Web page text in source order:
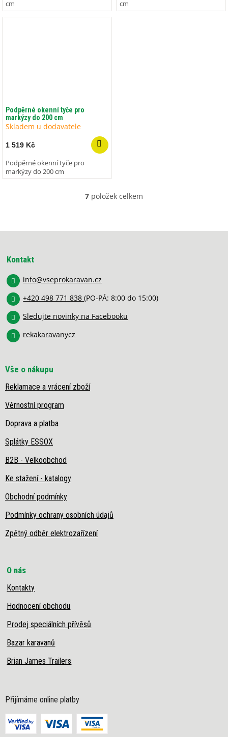
cm cm
Podpěrné okenní tyče pro
markýzy do 200 cm
Skladem u dodavatele
1 519 Kč
Podpěrné okenní tyče pro
markýzy do 200 cm
O
á
v
y
7 položek celkem
Kontakt
info@vseprokaravan.cz
+420 498 771 838(PO-PÁ: 8:00 do 15:00)
Sledujte novinky na Facebooku
rekakaravanycz
Vše o nákupu
Reklamace a vrácení zboží
Věrnostní program
Doprava a platba
Splátky ESSOX
B2B - Velkoobchod
Ke stažení - katalogy
Obchodní podmínky
Podmínky ochrany osobních údajů
Zpětný odběr elektrozařízení
O nás
Kontakty
Hodnocení obchodu
Prodej speciálních přívěsů
Bazar karavanů
Brian James Trailers
Přijímáme online platby